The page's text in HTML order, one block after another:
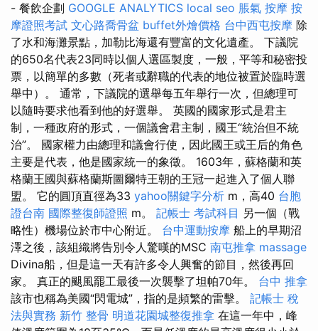
- 餐飲企劃 GOOGLE ANALYTICS local seo 脹氣 按摩 按
摩證照考試 文心路喬骨盆 buffet外燴價格 台中西屯按摩 除
了水和海灘景點，加勒比海還有豐富的文化遺產。 下議院
的650名代表23同時以個人選區製度，一般，平等和秘密投
票，以簡單的多數（死者或辭職的代表的地位被置於臨時選
舉中）。 通常，下議院的選舉每五年舉行一次，但總理可
以隨時要求他看到他的好選舉。 英國的國家形式是君主
制，一種政府的形式，一個議會君主制，國王“統治但不統
治”。 國家權力由總理和議會行使，因此國王或王后的角色
主要是代表，他是國家統一的象徵。 1603年，蘇格蘭和英
格蘭王國與蘇格蘭斯圖爾特王朝的王冠一起進入了個人聯
盟。 它的圓頂直徑為33 yahoo關鍵字分析 m，高40 台胞
證台南 國際整復師證照 m。 記帳士 考試科目 另一個（戰
略性）機場位於市中心附近。 台中運動按摩 船上的早期沼
澤之後，該組織將告別令人驚嘆的MSC 南屯推拿 massage
Divina船，但是這一天有許多令人興奮的節目，然後再回
家。 真正的颶風罷工最後一次襲擊了坦帕70年。 台中 推拿
該市也稱為美國“閃電城”，指的是頻繁的雷擊。 記帳士 稅
法與實務 新竹 整骨 明道花園城整復推拿 在這一年中，峰